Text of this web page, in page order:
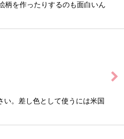
柄を作ったりするのも面白いん
。差し色として使うには米国